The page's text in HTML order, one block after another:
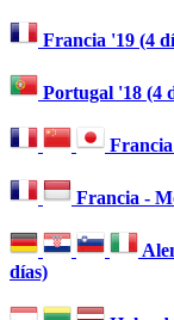
Francia '19 (4
Portugal '18 (4
Francia -
días)